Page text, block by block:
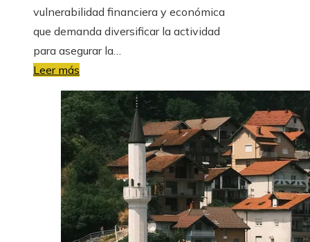
vulnerabilidad financiera y económica
que demanda diversificar la actividad
para asegurar la…
Leer más